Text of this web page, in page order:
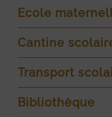
Ecole
Cantine
Transport
Bibliothèque